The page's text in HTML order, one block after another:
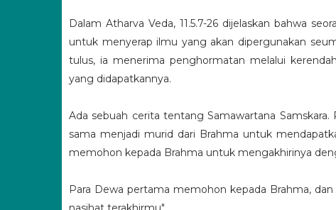
Dalam Atharva Veda, 11.5.7-26 dijelaskan bahwa
untuk menyerap ilmu yang akan dipergunakan
tulus, ia menerima penghormatan melalui
yang didapatkannya.
Ada sebuah cerita tentang Samawartana
sama menjadi murid dari Brahma untuk
memohon kepada Brahma untuk mengakhirinya
Para Dewa pertama memohon kepada Brahma,